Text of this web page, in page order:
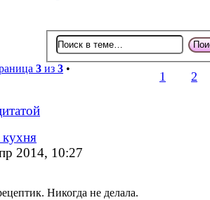
3 из 3 •
1 2
2014, 10:27
Никогда не делала.